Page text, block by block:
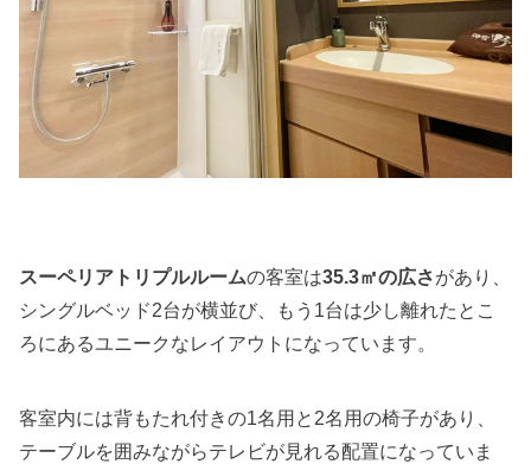
スーペリアトリプルルームの客室は35.3㎡の広さがあり、
シングルベッド2台が横並び、もう1台は少し離れたとこ
ろにあるユニークなレイアウトになっています。
客室内には背もたれ付きの1名用と2名用の椅子があり、
テーブルを囲みながらテレビが見れる配置になっていま